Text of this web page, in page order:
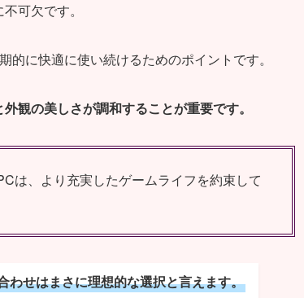
可欠です。
に快適に使い続けるためのポイントです。
観の美しさが調和することが重要です。
は、より充実したゲームライフを約束して
わせはまさに理想的な選択と言えます。